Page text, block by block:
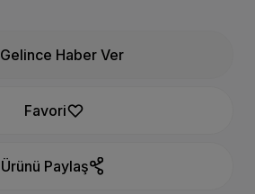
Gelince Haber Ver
Favori
Ürünü Paylaş